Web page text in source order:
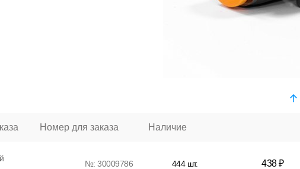
Номер для заказа Наличие
№: 30009786 444 шт. 438 ₽